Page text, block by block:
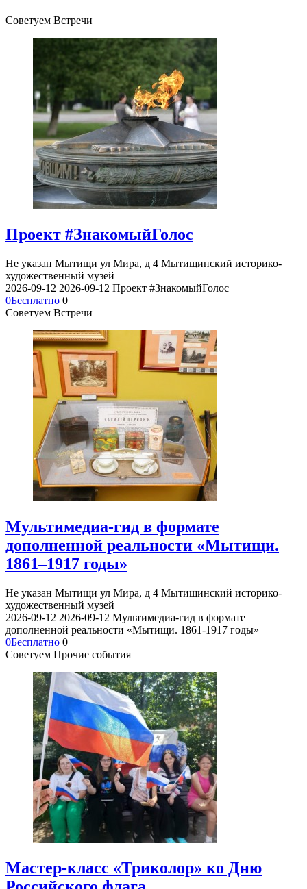
Советуем Встречи
Проект #ЗнакомыйГолос
Не указан Мытищи ул Мира, д 4 Мытищинский историко-
художественный музей
2026-09-12 2026-09-12 Проект #ЗнакомыйГолос
0Бесплатно 0
Советуем Встречи
Мультимедиа-гид в формате
дополненной реальности «Мытищи.
1861–1917 годы»
Не указан Мытищи ул Мира, д 4 Мытищинский историко-
художественный музей
2026-09-12 2026-09-12 Мультимедиа-гид в формате
дополненной реальности «Мытищи. 1861-1917 годы»
0Бесплатно 0
Советуем Прочие события
Мастер-класс «Триколор» ко Дню